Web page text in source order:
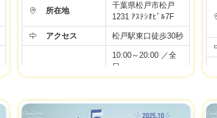
所在地
千葉県松戸市松戸
1231 ｱｽﾃｼｵﾋﾞﾙ7F
アクセス 松戸駅東口徒歩30秒
10:00～20:00 ／全
日
10:00〜19:00／アカ